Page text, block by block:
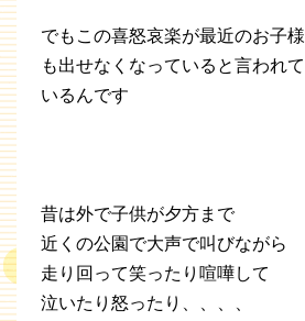
でもこの喜怒哀楽が最近のお子様
も出せなくなっていると言われて
いるんです
昔は外で子供が夕方まで
近くの公園で大声で叫びながら
走り回って笑ったり喧嘩して
泣いたり怒ったり、、、、